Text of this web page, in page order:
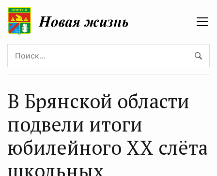
В Брянской области
подвели итоги
юбилейного XX слёта
школьных